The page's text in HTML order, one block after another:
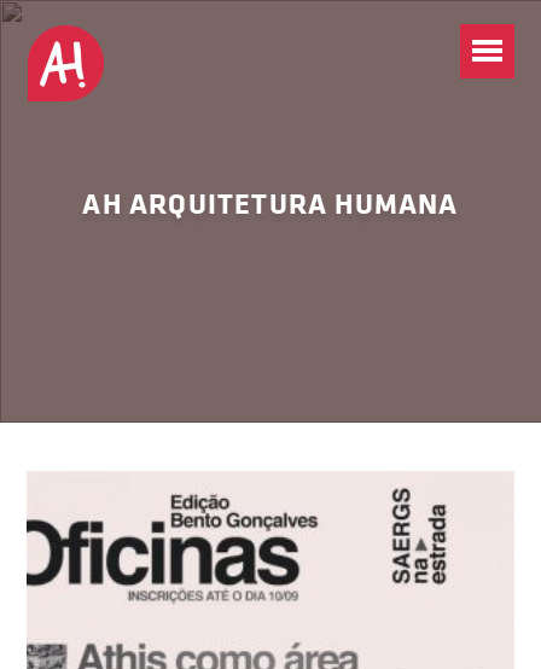
AH ARQUITETURA HUMANA